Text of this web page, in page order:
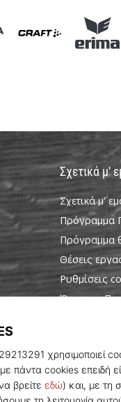
Σχετικά μ'
Σχετικά μ'
Πρόγραμμα
Πρόγραμμα
Θέσεις
Ρυθμίσεις
Όροι και